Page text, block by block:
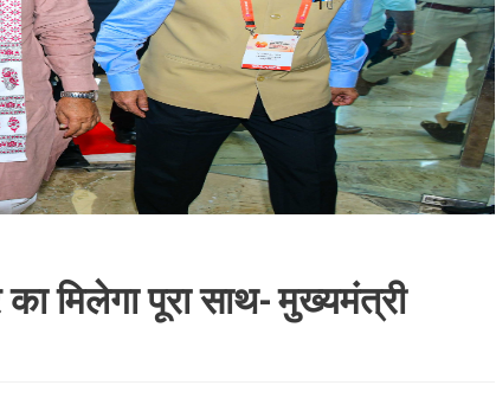
मिलेगा पूरा साथ- मुख्यमंत्री